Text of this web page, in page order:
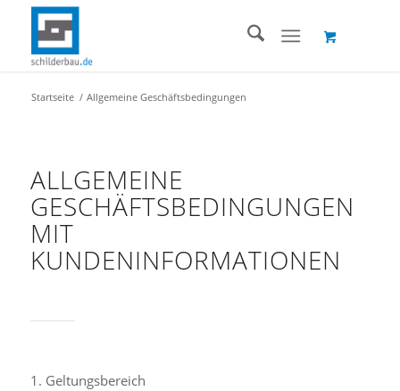
Startseite / Allgemeine Geschäftsbedingungen
ALLGEMEINE
GESCHÄFTSBEDINGUNGEN
MIT
KUNDENINFORMATIONEN
1. Geltungsbereich